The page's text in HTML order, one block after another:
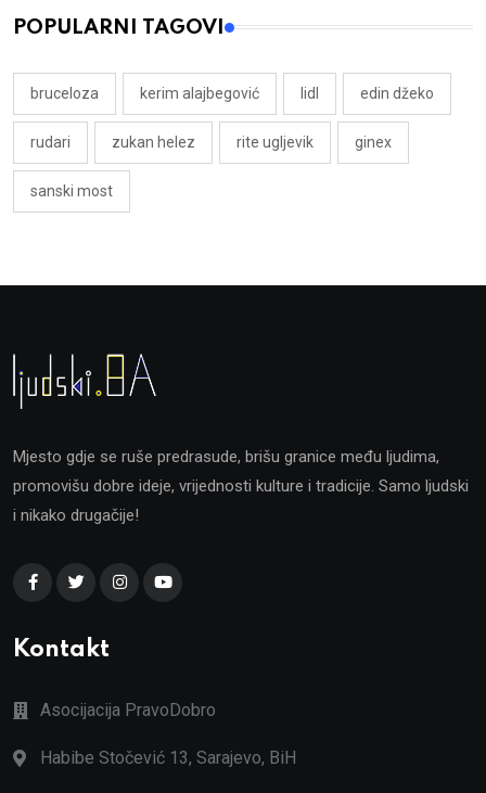
POPULARNI TAGOVI
bruceloza kerim alajbegović lidl edin džeko
rudari zukan helez rite ugljevik ginex
sanski most
Mjesto gdje se ruše predrasude, brišu granice među ljudima,
promovišu dobre ideje, vrijednosti kulture i tradicije. Samo ljudski
i nikako drugačije!
Kontakt
Asocijacija PravoDobro
Habibe Stočević 13, Sarajevo, BiH